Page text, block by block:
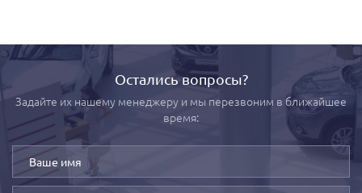
Остались вопросы?
Задайте их нашему менеджеру и мы перезвоним в ближайшее
время: